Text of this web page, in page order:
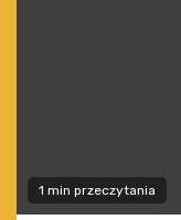
1 min przeczytania